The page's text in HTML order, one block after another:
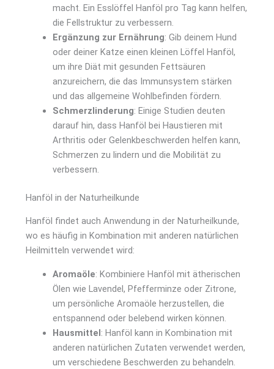
macht. Ein Esslöffel Hanföl pro Tag kann helfen,
die Fellstruktur zu verbessern.
Ergänzung zur Ernährung: Gib deinem Hund
oder deiner Katze einen kleinen Löffel Hanföl,
um ihre Diät mit gesunden Fettsäuren
anzureichern, die das Immunsystem stärken
und das allgemeine Wohlbefinden fördern.
Schmerzlinderung: Einige Studien deuten
darauf hin, dass Hanföl bei Haustieren mit
Arthritis oder Gelenkbeschwerden helfen kann,
Schmerzen zu lindern und die Mobilität zu
verbessern.
Hanföl in der Naturheilkunde
Hanföl findet auch Anwendung in der Naturheilkunde,
wo es häufig in Kombination mit anderen natürlichen
Heilmitteln verwendet wird:
Aromaöle: Kombiniere Hanföl mit ätherischen
Ölen wie Lavendel, Pfefferminze oder Zitrone,
um persönliche Aromaöle herzustellen, die
entspannend oder belebend wirken können.
Hausmittel: Hanföl kann in Kombination mit
anderen natürlichen Zutaten verwendet werden,
um verschiedene Beschwerden zu behandeln.